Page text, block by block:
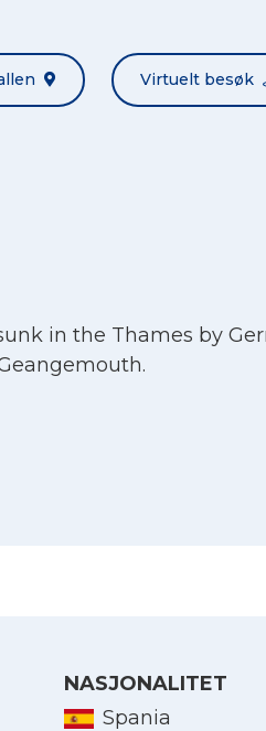
Virtuelt besøk
in the Thames by
NASJONALITET
Spania